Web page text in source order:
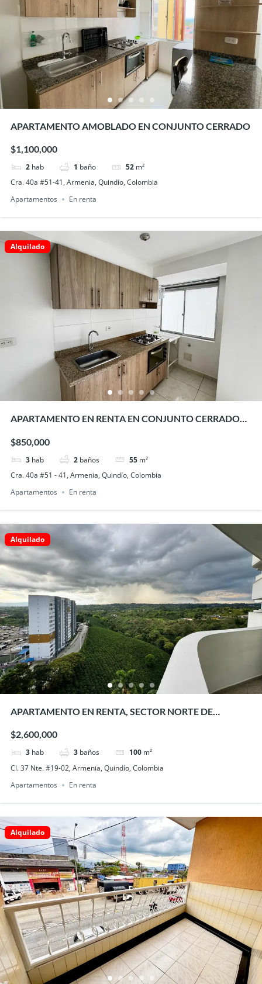
APARTAMENTO AMOBLADO EN CONJUNTO CERRADO
$1,100,000
2 hab 1 baño 52 m²
Cra. 40a #51-41, Armenia, Quindío, Colombia
Apartamentos
En renta
Alquilado
APARTAMENTO EN RENTA EN CONJUNTO CERRADO
$850,000
3 hab 2 baños 55 m²
Cra. 40a #51 - 41, Armenia, Quindío, Colombia
Apartamentos
En renta
Alquilado
APARTAMENTO EN RENTA, SECTOR NORTE DE
$2,600,000
3 hab 3 baños 100 m²
Cl. 37 Nte. #19-02, Armenia, Quindío, Colombia
Apartamentos
En renta
Alquilado